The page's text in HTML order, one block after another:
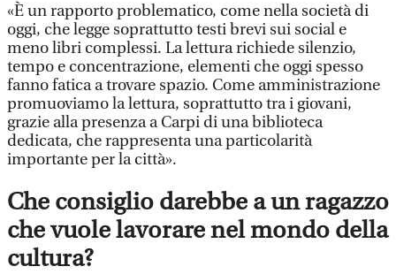
«È un rapporto problematico, come nella società di
oggi, che legge soprattutto testi brevi sui social e
meno libri complessi. La lettura richiede silenzio,
tempo e concentrazione, elementi che oggi spesso
fanno fatica a trovare spazio. Come amministrazione
promuoviamo la lettura, soprattutto tra i giovani,
grazie alla presenza a Carpi di una biblioteca
dedicata, che rappresenta una particolarità
importante per la città».
Che consiglio darebbe a un ragazzo
che vuole lavorare nel mondo della
cultura?